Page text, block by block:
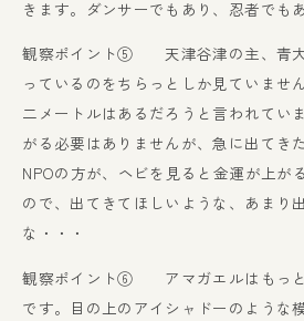
きます。ダンサーでもあり、忍者でも
観察ポイント⑤ 天津谷津の主、青大
っているのをちらっとしか見ていませ
二メートルはあるだろうと言われてい
がる必要はありませんが、急に出てき
NPOの方が、ヘビを見ると金運が上が
ので、出てきてほしいような、あまり
な・・・
観察ポイント⑥ アマガエルはもっと
です。目の上のアイシャドーのような